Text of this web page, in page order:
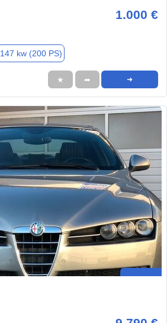
1.000 €
147 kw (200 PS)
★ ➦ ➜